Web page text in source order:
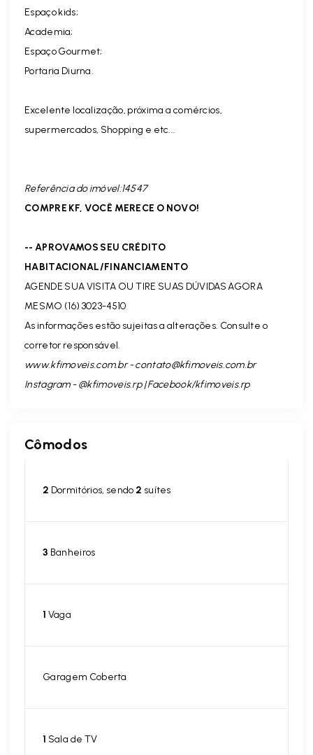
Espaço kids;
Academia;
Espaço Gourmet;
Portaria Diurna.
Excelente localização, próxima a comércios,
supermercados, Shopping e etc...
Referência do imóvel:14547
COMPRE KF, VOCÊ MERECE O NOVO!
-- APROVAMOS SEU CRÉDITO
HABITACIONAL/FINANCIAMENTO
AGENDE SUA VISITA OU TIRE SUAS DÚVIDAS AGORA
MESMO (16) 3023-4510
As informações estão sujeitas a alterações. Consulte o
corretor responsável.
www.kfimoveis.com.br -contato@kfimoveis.com.br
Instagram - @kfimoveis.rp | Facebook/kfimoveis.rp
Cômodos
2 Dormitórios, sendo 2 suítes
3 Banheiros
1 Vaga
Garagem Coberta
1 Sala de TV